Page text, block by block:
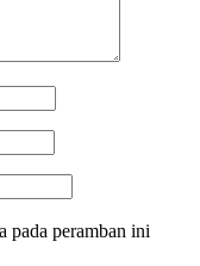
pada peramban ini